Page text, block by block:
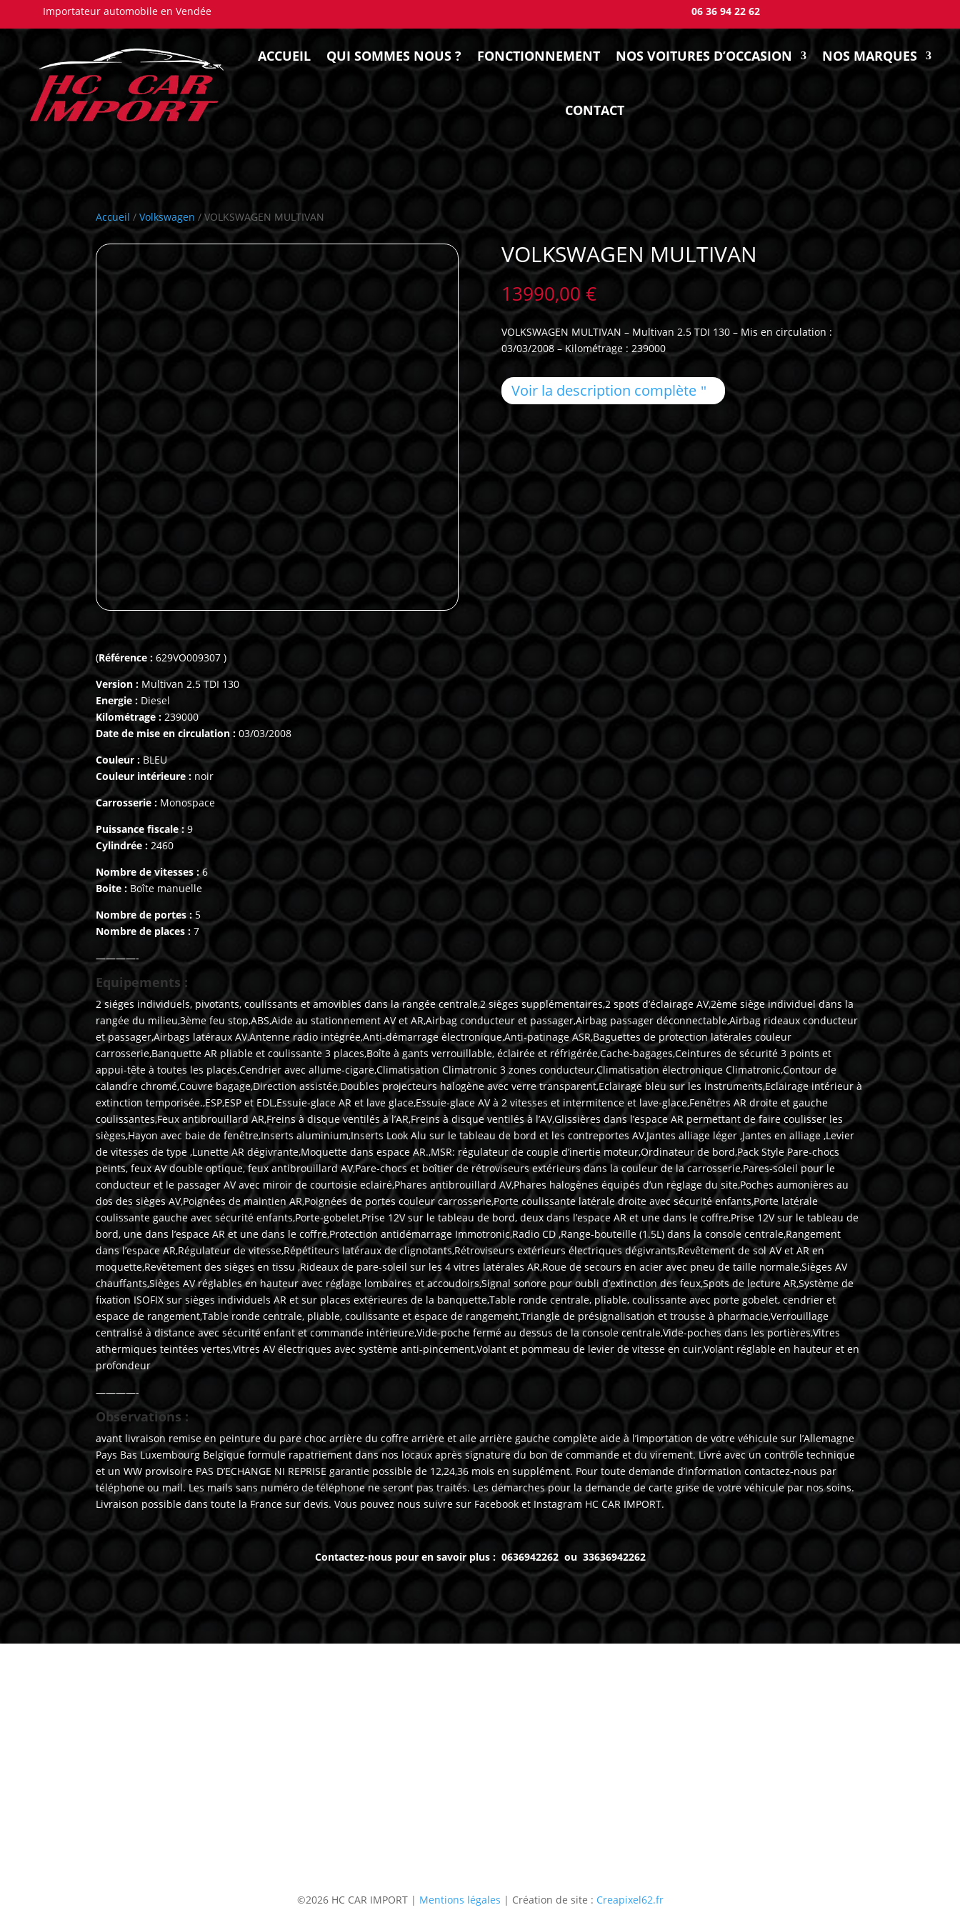
Importateur automobile en Vendée 06 36 94 22 62
ACCUEIL QUI SOMMES NOUS ? FONCTIONNEMENT NOS VOITURES D’OCCASION NOS MARQUES
CONTACT
Accueil /Volkswagen / VOLKSWAGEN MULTIVAN
VOLKSWAGEN MULTIVAN
13990,00 €
VOLKSWAGEN MULTIVAN – Multivan 2.5 TDI 130 – Mis en circulation :
03/03/2008 – Kilométrage : 239000
Voir la description complète
(Référence :629VO009307 )
Version : Multivan 2.5 TDI 130
Energie : Diesel
Kilométrage : 239000
Date de mise en circulation : 03/03/2008
Couleur : BLEU
Couleur intérieure : noir
Carrosserie : Monospace
Puissance fiscale : 9
Cylindrée :2460
Nombre de vitesses :6
Boite : Boîte manuelle
Nombre de portes : 5
Nombre de places : 7
————-
Equipements :
2 siéges individuels, pivotants, coulissants et amovibles dans la rangée centrale,2 sièges supplémentaires,2 spots d’éclairage AV,2ème siège individuel dans la
rangée du milieu,3ème feu stop,ABS,Aide au stationnement AV et AR,Airbag conducteur et passager,Airbag passager déconnectable,Airbag rideaux conducteur
et passager,Airbags latéraux AV,Antenne radio intégrée,Anti-démarrage électronique,Anti-patinage ASR,Baguettes de protection latérales couleur
carrosserie,Banquette AR pliable et coulissante 3 places,Boîte à gants verrouillable, éclairée et réfrigérée,Cache-bagages,Ceintures de sécurité 3 points et
appui-tête à toutes les places,Cendrier avec allume-cigare,Climatisation Climatronic 3 zones conducteur,Climatisation électronique Climatronic,Contour de
calandre chromé,Couvre bagage,Direction assistée,Doubles projecteurs halogène avec verre transparent,Eclairage bleu sur les instruments,Eclairage intérieur à
extinction temporisée.,ESP,ESP et EDL,Essuie-glace AR et lave glace,Essuie-glace AV à 2 vitesses et intermitence et lave-glace,Fenêtres AR droite et gauche
coulissantes,Feux antibrouillard AR,Freins à disque ventilés à l’AR,Freins à disque ventilés à l’AV,Glissières dans l’espace AR permettant de faire coulisser les
sièges,Hayon avec baie de fenêtre,Inserts aluminium,Inserts Look Alu sur le tableau de bord et les contreportes AV,Jantes alliage léger ,Jantes en alliage ,Levier
de vitesses de type ,Lunette AR dégivrante,Moquette dans espace AR.,MSR: régulateur de couple d’inertie moteur,Ordinateur de bord,Pack Style Pare-chocs
peints, feux AV double optique, feux antibrouillard AV,Pare-chocs et boîtier de rétroviseurs extérieurs dans la couleur de la carrosserie,Pares-soleil pour le
conducteur et le passager AV avec miroir de courtoisie eclairé,Phares antibrouillard AV,Phares halogènes équipés d’un réglage du site,Poches aumonières au
dos des sièges AV,Poignées de maintien AR,Poignées de portes couleur carrosserie,Porte coulissante latérale droite avec sécurité enfants,Porte latérale
coulissante gauche avec sécurité enfants,Porte-gobelet,Prise 12V sur le tableau de bord, deux dans l’espace AR et une dans le coffre,Prise 12V sur le tableau de
bord, une dans l’espace AR et une dans le coffre,Protection antidémarrage Immotronic,Radio CD ,Range-bouteille (1.5L) dans la console centrale,Rangement
dans l’espace AR,Régulateur de vitesse,Répétiteurs latéraux de clignotants,Rétroviseurs extérieurs électriques dégivrants,Revêtement de sol AV et AR en
moquette,Revêtement des sièges en tissu ,Rideaux de pare-soleil sur les 4 vitres latérales AR,Roue de secours en acier avec pneu de taille normale,Sièges AV
chauffants,Sièges AV réglables en hauteur avec réglage lombaires et accoudoirs,Signal sonore pour oubli d’extinction des feux,Spots de lecture AR,Système de
fixation ISOFIX sur sièges individuels AR et sur places extérieures de la banquette,Table ronde centrale, pliable, coulissante avec porte gobelet, cendrier et
espace de rangement,Table ronde centrale, pliable, coulissante et espace de rangement,Triangle de présignalisation et trousse à pharmacie,Verrouillage
centralisé à distance avec sécurité enfant et commande intérieure,Vide-poche fermé au dessus de la console centrale,Vide-poches dans les portières,Vitres
athermiques teintées vertes,Vitres AV électriques avec système anti-pincement,Volant et pommeau de levier de vitesse en cuir,Volant réglable en hauteur et en
profondeur
————-
Observations :
avant livraison remise en peinture du pare choc arrière du coffre arrière et aile arrière gauche complète aide à l’importation de votre véhicule sur l’Allemagne
Pays Bas Luxembourg Belgique formule rapatriement dans nos locaux après signature du bon de commande et du virement. Livré avec un contrôle technique
et un WW provisoire PAS D’ECHANGE NI REPRISE garantie possible de 12,24,36 mois en supplément. Pour toute demande d’information contactez-nous par
téléphone ou mail. Les mails sans numéro de téléphone ne seront pas traités. Les démarches pour la demande de carte grise de votre véhicule par nos soins.
Livraison possible dans toute la France sur devis. Vous pouvez nous suivre sur Facebook et Instagram HC CAR IMPORT.
Contactez-nous pour en savoir plus : 0636942262 ou 33636942262
©2026 HC CAR IMPORT | Mentions légales | Création de site : Creapixel62.fr